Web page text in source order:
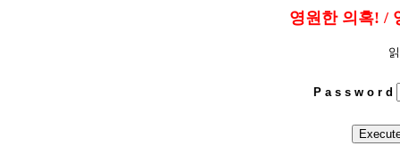
영원한 의혹! /
P a s s w o r d